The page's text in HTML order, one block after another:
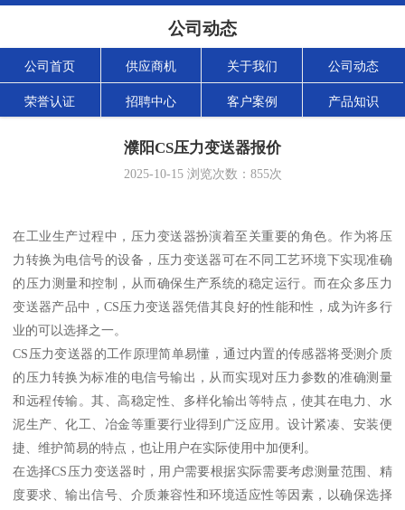
公司动态
公司首页 供应商机 关于我们 公司动态
荣誉认证 招聘中心 客户案例 产品知识
濮阳CS压力变送器报价
2025-10-15浏览次数： 855次
在工业生产过程中，压力变送器扮演着至关重要的角色。作为将压
力转换为电信号的设备，压力变送器可在不同工艺环境下实现准确
的压力测量和控制，从而确保生产系统的稳定运行。而在众多压力
变送器产品中，CS压力变送器凭借其良好的性能和性，成为许多行
业的可以选择之一。
CS压力变送器的工作原理简单易懂，通过内置的传感器将受测介质
的压力转换为标准的电信号输出，从而实现对压力参数的准确测量
和远程传输。其、高稳定性、多样化输出等特点，使其在电力、水
泥生产、化工、冶金等重要行业得到广泛应用。设计紧凑、安装便
捷、维护简易的特点，也让用户在实际使用中加便利。
在选择CS压力变送器时，用户需要根据实际需要考虑测量范围、精
度要求、输出信号、介质兼容性和环境适应性等因素，以确保选择